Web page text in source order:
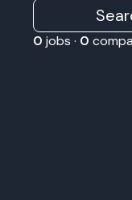
0 jobs · 0